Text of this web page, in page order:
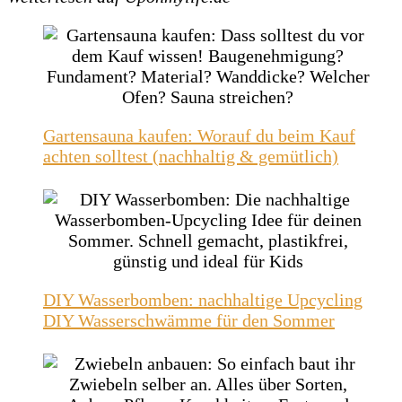
Gartensauna kaufen: Worauf du beim Kauf
achten solltest (nachhaltig & gemütlich)
DIY Wasserbomben: nachhaltige Upcycling
DIY Wasserschwämme für den Sommer